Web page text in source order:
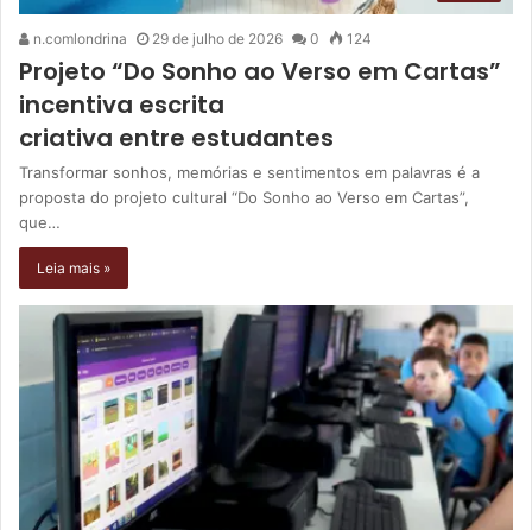
n.comlondrina 29 de julho de 2026 0 124
Projeto “Do Sonho ao Verso em Cartas”
incentiva escrita
criativa entre estudantes
Transformar sonhos, memórias e sentimentos em palavras é a
proposta do projeto cultural “Do Sonho ao Verso em Cartas”,
que…
Leia mais »